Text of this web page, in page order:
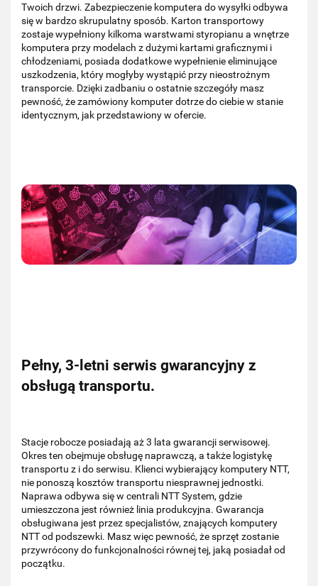
Twoich drzwi. Zabezpieczenie komputera do wysyłki odbywa
się w bardzo skrupulatny sposób. Karton transportowy
zostaje wypełniony kilkoma warstwami styropianu a wnętrze
komputera przy modelach z dużymi kartami graficznymi i
chłodzeniami, posiada dodatkowe wypełnienie eliminujące
uszkodzenia, który mogłyby wystąpić przy nieostrożnym
transporcie. Dzięki zadbaniu o ostatnie szczegóły masz
pewność, że zamówiony komputer dotrze do ciebie w stanie
identycznym, jak przedstawiony w ofercie.
Pełny, 3-letni serwis gwarancyjny z
obsługą transportu.
Stacje robocze posiadają aż 3 lata gwarancji serwisowej.
Okres ten obejmuje obsługę naprawczą, a także logistykę
transportu z i do serwisu. Klienci wybierający komputery NTT,
nie ponoszą kosztów transportu niesprawnej jednostki.
Naprawa odbywa się w centrali NTT System, gdzie
umieszczona jest również linia produkcyjna. Gwarancja
obsługiwana jest przez specjalistów, znających komputery
NTT od podszewki. Masz więc pewność, że sprzęt zostanie
przywrócony do funkcjonalności równej tej, jaką posiadał od
początku.